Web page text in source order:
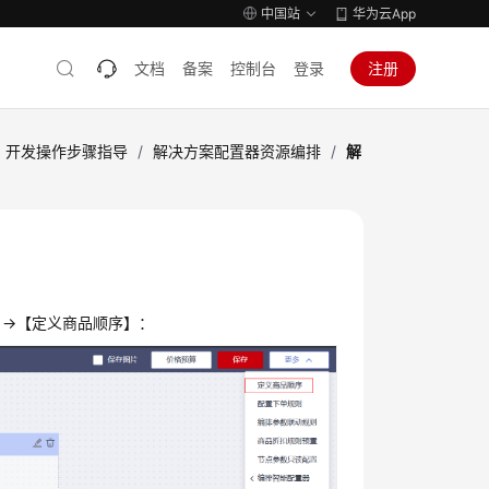
中国站 华为云App
文档 备案 控制台 登录 注册
发操作步骤指导 / 解决方案配置器资源编排 / 解
【定义商品顺序】：